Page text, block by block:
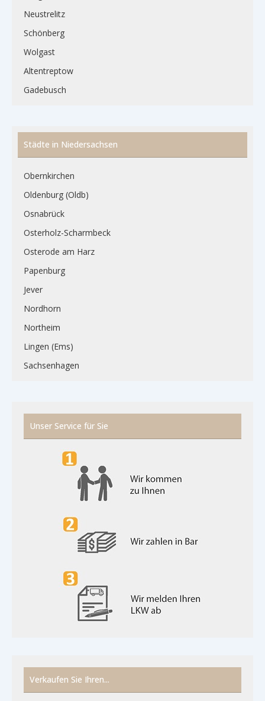
Neustrelitz
Schönberg
Wolgast
Altentreptow
Gadebusch
Städte in Niedersachsen
Obernkirchen
Oldenburg (Oldb)
Osnabrück
Osterholz-Scharmbeck
Osterode am Harz
Papenburg
Jever
Nordhorn
Northeim
Lingen (Ems)
Sachsenhagen
Unser Service für Sie
Verkaufen Sie Ihren...